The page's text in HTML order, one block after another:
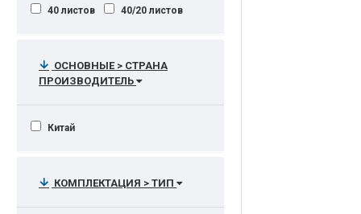
40 листов 40/20 листов
ОСНОВНЫЕ > СТРАНА
ПРОИЗВОДИТЕЛЬ
Китай
КОМПЛЕКТАЦИЯ > ТИП